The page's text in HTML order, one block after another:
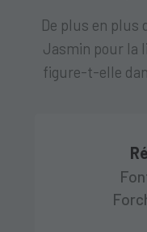
De plus en plus
Jasmin pour la
figure-t-elle